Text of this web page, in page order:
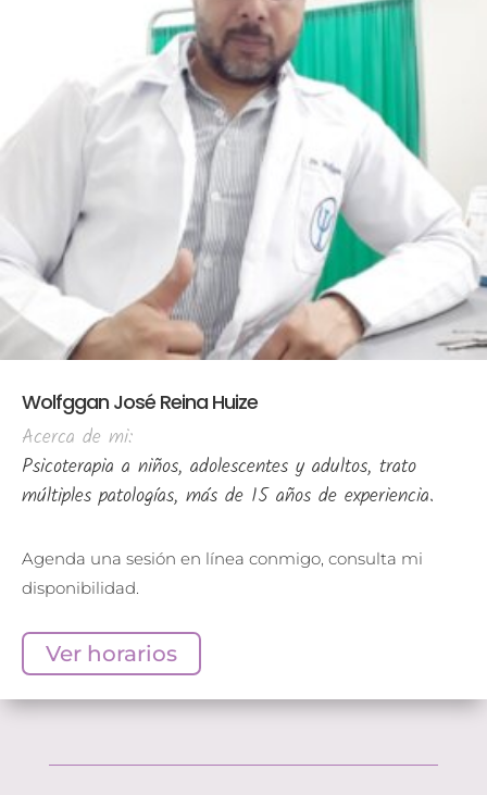
Wolfggan José Reina Huize
Acerca de mi:
Psicoterapia a niños, adolescentes y adultos, trato
múltiples patologías, más de 15 años de experiencia.
Agenda una sesión en línea conmigo, consulta mi
disponibilidad.
Ver horarios